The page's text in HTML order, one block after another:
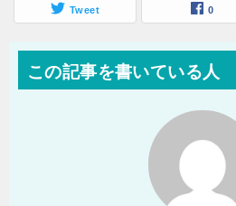
Tweet 0
この記事を書いている人